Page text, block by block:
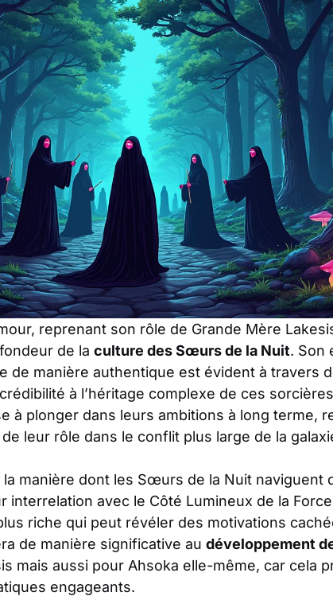
reprenant son rôle de Grande Mère
de la culture des Sœurs de la Nuit. Son
de manière authentique est évident à travers
à l’héritage complexe de ces
à plonger dans leurs ambitions à long terme,
leur rôle dans le conflit plus large de la
manière dont les Sœurs de la Nuit naviguent
interrelation avec le Côté Lumineux de la
riche qui peut révéler des motivations
de manière significative au développement
mais aussi pour Ahsoka elle-même, car cela
engageants.